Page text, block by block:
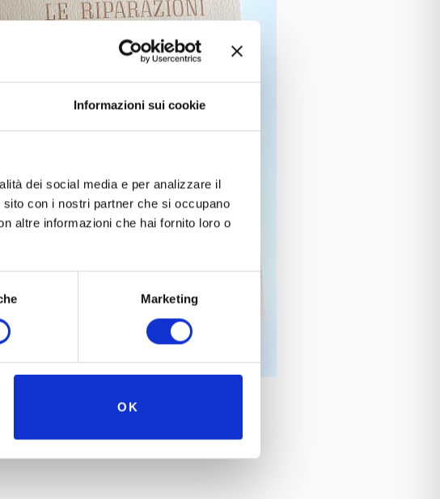
Informazioni sui cookie
dei social media e per analizzare il
con i nostri partner che si occupano
altre informazioni che hai fornito loro o
Marketing
OK